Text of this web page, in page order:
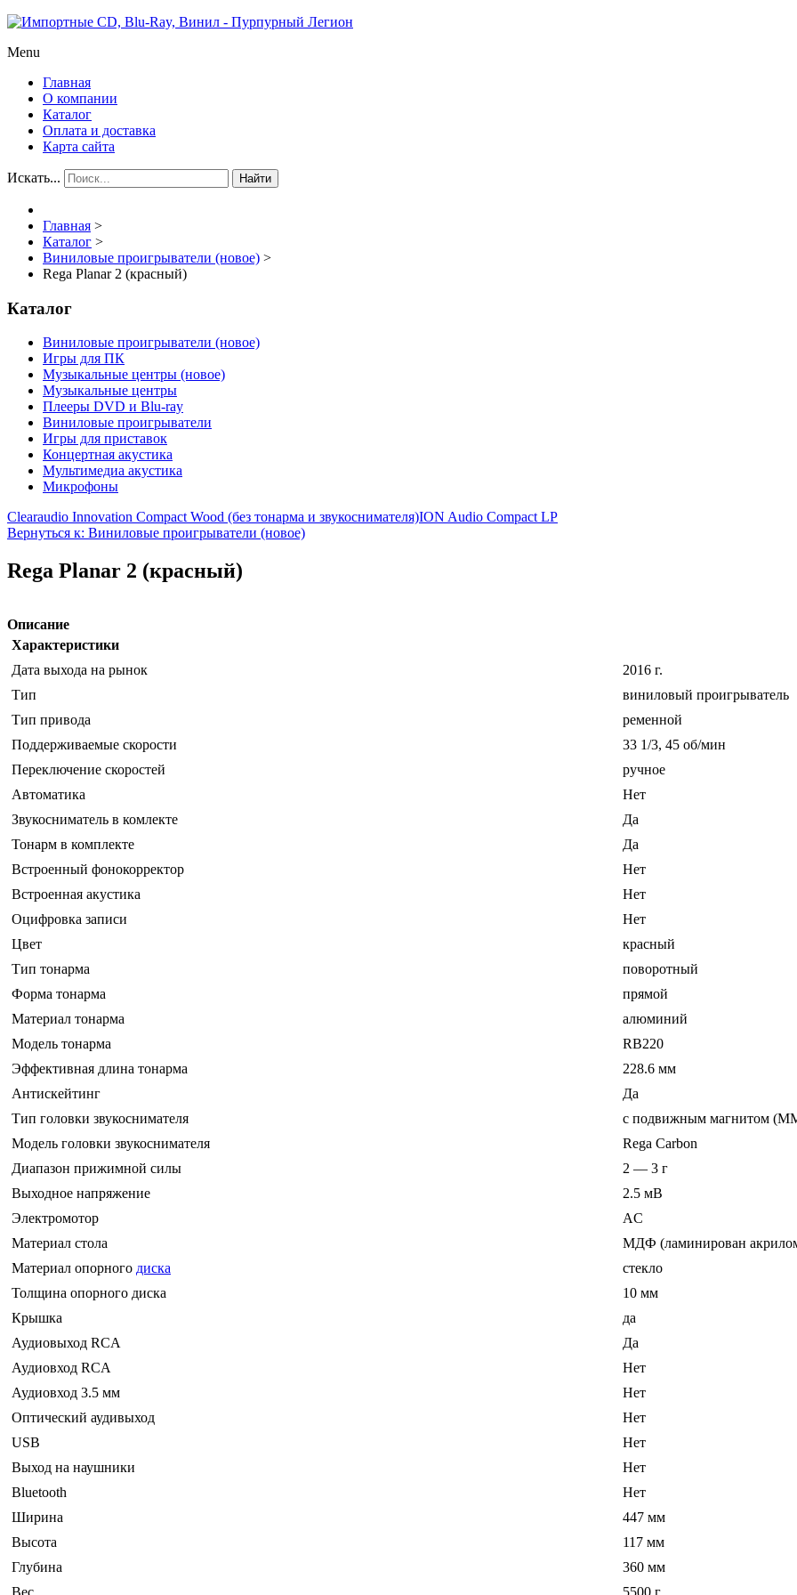
Menu
Главная
О компании
Каталог
Оплата и доставка
Карта сайта
Искать... Найти
Главная >
Каталог >
Виниловые проигрыватели (новое) >
Rega Planar 2 (красный)
Каталог
Виниловые проигрыватели (новое)
Игры для ПК
Музыкальные центры (новое)
Музыкальные центры
Плееры DVD и Blu-ray
Виниловые проигрыватели
Игры для приставок
Концертная акустика
Мультимедиа акустика
Микрофоны
Clearaudio Innovation Compact Wood (без тонарма и звукоснимателя)ION Audio Compact LP
Вернуться к: Виниловые проигрыватели (новое)
Rega Planar 2 (красный)
Описание
Характеристики
Дата выхода на рынок
2016 г.
Тип
виниловый проигрыватель
Тип привода
ременной
Поддерживаемые скорости
33 1/3, 45 об/мин
Переключение скоростей
ручное
Автоматика
Нет
Звукосниматель в комлекте
Да
Тонарм в комплекте
Да
Встроенный фонокорректор
Нет
Встроенная акустика
Нет
Оцифровка записи
Нет
Цвет
красный
Тип тонарма
поворотный
Форма тонарма
прямой
Материал тонарма
алюминий
Модель тонарма
RB220
Эффективная длина тонарма
228.6 мм
Антискейтинг
Да
Тип головки звукоснимателя
с подвижным магнитом
Модель головки звукоснимателя
Rega Carbon
Диапазон прижимной силы
2 — 3 г
Выходное напряжение
2.5 мВ
Электромотор
AC
Материал стола
МДФ (ламинирован
Материал опорного диска
стекло
Толщина опорного диска
10 мм
Крышка
да
Аудиовыход RCA
Да
Аудиовход RCA
Нет
Аудиовход 3.5 мм
Нет
Оптический аудивыход
Нет
USB
Нет
Выход на наушники
Нет
Bluetooth
Нет
Ширина
447 мм
Высота
117 мм
Глубина
360 мм